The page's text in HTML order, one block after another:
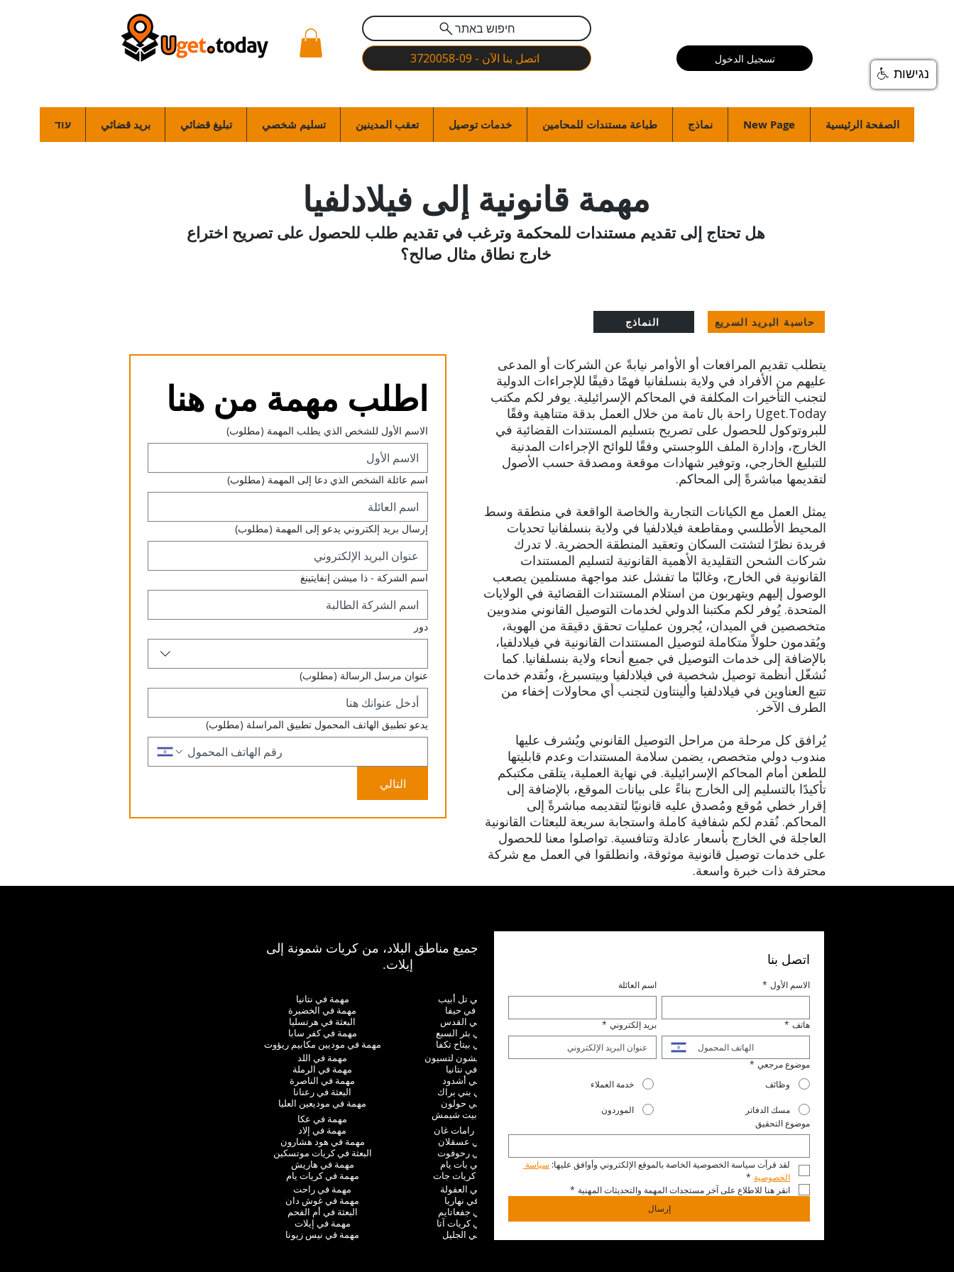
חיפוש באתר
اتصل بنا الآن - 09-3720058
تسجيل الدخول
الصفحة الرئيسية New Page نماذج طباعة مستندات للمحامين خدمات توصيل تعقب المدينين تسليم شخصي تبليغ قضائي بريد قضائي עוד
مهمة قانونية إلى فيلادلفيا
هل تحتاج إلى تقديم مستندات للمحكمة وترغب في تقديم طلب للحصول على تصريح اختراع
خارج نطاق مثال صالح؟
حاسبة البريد السريع النماذج
يتطلب تقديم المرافعات أو الأوامر نيابةً عن الشركات أو المدعى
عليهم من الأفراد في ولاية بنسلفانيا فهمًا دقيقًا للإجراءات الدولية
لتجنب التأخيرات المكلفة في المحاكم الإسرائيلية. يوفر لكم مكتب
Uget.Today راحة بال تامة من خلال العمل بدقة متناهية وفقًا
للبروتوكول للحصول على تصريح بتسليم المستندات القضائية في
الخارج، وإدارة الملف اللوجستي وفقًا للوائح الإجراءات المدنية
للتبليغ الخارجي، وتوفير شهادات موقعة ومصدقة حسب الأصول
لتقديمها مباشرةً إلى المحاكم.
يمثل العمل مع الكيانات التجارية والخاصة الواقعة في منطقة وسط
المحيط الأطلسي ومقاطعة فيلادلفيا في ولاية بنسلفانيا تحديات
فريدة نظرًا لتشتت السكان وتعقيد المنطقة الحضرية. لا تدرك
شركات الشحن التقليدية الأهمية القانونية لتسليم المستندات
القانونية في الخارج، وغالبًا ما تفشل عند مواجهة مستلمين يصعب
الوصول إليهم ويتهربون من استلام المستندات القضائية في الولايات
المتحدة. يُوفر لكم مكتبنا الدولي لخدمات التوصيل القانوني مندوبين
متخصصين في الميدان، يُجرون عمليات تحقق دقيقة من الهوية،
ويُقدمون حلولاً متكاملة لتوصيل المستندات القانونية في فيلادلفيا،
بالإضافة إلى خدمات التوصيل في جميع أنحاء ولاية بنسلفانيا. كما
نُشغّل أنظمة توصيل شخصية في فيلادلفيا وبيتسبرغ، ونُقدم خدمات
تتبع العناوين في فيلادلفيا وألينتاون لتجنب أي محاولات إخفاء من
الطرف الآخر.
يُرافق كل مرحلة من مراحل التوصيل القانوني ويُشرف عليها
مندوب دولي متخصص، يضمن سلامة المستندات وعدم قابليتها
للطعن أمام المحاكم الإسرائيلية. في نهاية العملية، يتلقى مكتبكم
تأكيدًا بالتسليم إلى الخارج بناءً على بيانات الموقع، بالإضافة إلى
إقرار خطي مُوقع ومُصدق عليه قانونيًا لتقديمه مباشرةً إلى
المحاكم. نُقدم لكم شفافية كاملة واستجابة سريعة للبعثات القانونية
العاجلة في الخارج بأسعار عادلة وتنافسية. تواصلوا معنا للحصول
على خدمات توصيل قانونية موثوقة، وانطلقوا في العمل مع شركة
محترفة ذات خبرة واسعة.
اطلب مهمة من هنا
الاسم الأول للشخص الذي يطلب المهمة (مطلوب)
اسم عائلة الشخص الذي دعا إلى المهمة (مطلوب)
إرسال بريد إلكتروني يدعو إلى المهمة (مطلوب)
اسم الشركة - ذا ميشن إنفايتينغ
دور
عنوان مرسل الرسالة (مطلوب)
يدعو تطبيق الهاتف المحمول تطبيق المراسلة (مطلوب)
التالي
نعمل في جميع مناطق البلاد، من كريات شمونة إلى
إيلات.
البعثة في تل أبيب
مهمة في حيفا
مهمة في القدس
البعثة في بئر السبع
مهمة في بيتاح تكفا
مهمة في نتانيا
مهمة في الخضيرة
البعثة في هرتسليا
مهمة في كفر سابا
مهمة في موديين مكابيم ريؤوت
البعثة في ريشون لتسيون
مهمة في نتانيا
مهمة في أشدود
مهمة في بني براك
البعثة في حولون
مهمة في بيت شيمش
مهمة في رامات غان
البعثة في عسقلان
البعثة في رحوفوت
مهمة في بات يام
مهمة في كريات جات
مهمة في اللد
مهمة في الرملة
مهمة في الناصرة
البعثة في رعنانا
مهمة في موديعين العليا
مهمة في عكا
مهمة في إلاد
مهمة في هود هشارون
البعثة في كريات موتسكين
مهمة في هاريش
مهمة في كريات يام
مهمة في العفولة
مهمة في نهاريا
مهمة في جفعاتايم
البعثة في كريات آتا
مهمة في الجليل
مهمة في راحت
مهمة في غوش دان
البعثة في أم الفحم
مهمة في إيلات
مهمة في نيس زيونا
اتصل بنا
الاسم الأول * اسم العائلة
هاتف * بريد إلكتروني *
موضوع مرجعي *
وظائف خدمة العملاء
مسك الدفاتر الموردون
موضوع التحقيق
لقد قرأت سياسة الخصوصية الخاصة بالموقع الإلكتروني وأوافق عليها:
الخصوصية *
انقر هنا للاطلاع على آخر مستجدات المهمة والتحديثات المهنية *
إرسال
נגישות